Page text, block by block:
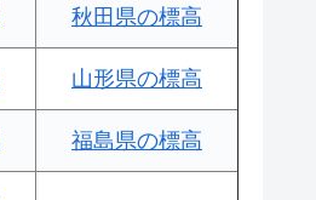
秋田県の標高
山形県の標高
福島県の標高